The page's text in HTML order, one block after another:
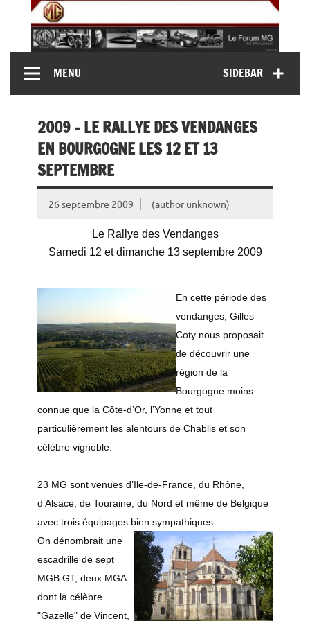
content
MG Contact
MG B, MG F, MG A, Midget…)SIDEBAR
MENU
2009 – LE RALLYE DES VENDANGES
EN BOURGOGNE LES 12 ET 13
SEPTEMBRE
26 septembre 2009 (author unknown)
Le Rallye des Vendanges
Samedi 12 et dimanche 13 septembre 2009
En cette période des
vendanges, Gilles
Coty nous proposait
de découvrir une
région de la
Bourgogne moins
connue que la Côte-d’Or, l’Yonne et tout
particulièrement les alentours de Chablis et son
célèbre vignoble.
23 MG sont venues d’Ile-de-France, du Rhône,
d’Alsace, de Touraine, du Nord et même de Belgique
avec trois équipages bien sympathiques.
On dénombrait une
escadrille de sept
MGB GT, deux MGA
dont la célèbre
"Gazelle" de Vincent,